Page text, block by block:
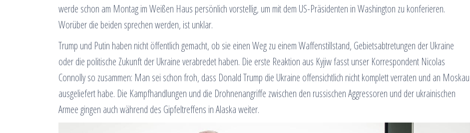
werde schon am Montag im Weißen Haus persönlich vorstellig, um mit dem US-Präsidenten in Washington zu konferieren.
Worüber die beiden sprechen werden, ist unklar.
Trump und Putin haben nicht öffentlich gemacht, ob sie einen Weg zu einem Waffenstillstand, Gebietsabtretungen der Ukraine
oder die politische Zukunft der Ukraine verabredet haben. Die erste Reaktion aus Kyjiw fasst unser Korrespondent Nicolas
Connolly so zusammen: Man sei schon froh, dass Donald Trump die Ukraine offensichtlich nicht komplett verraten und an Moskau
ausgeliefert habe. Die Kampfhandlungen und die Drohnenangriffe zwischen den russischen Aggressoren und der ukrainischen
Armee gingen auch während des Gipfeltreffens in Alaska weiter.